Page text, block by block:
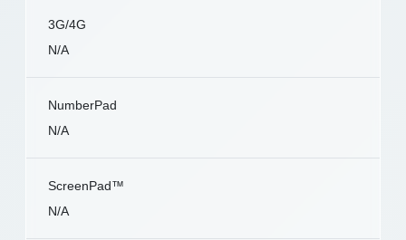
3G/4G
N/A
NumberPad
N/A
ScreenPad™
N/A